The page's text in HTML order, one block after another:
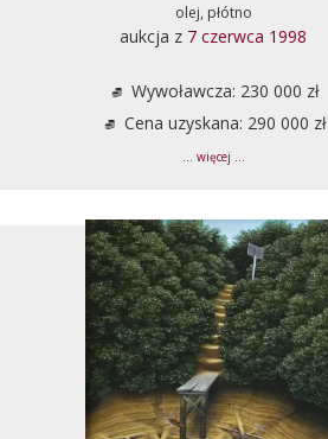
olej, płótno
aukcja z 7 czerwca 1998
Wywoławcza: 230 000 zł
Cena uzyskana: 290 000 zł
... więcej ...